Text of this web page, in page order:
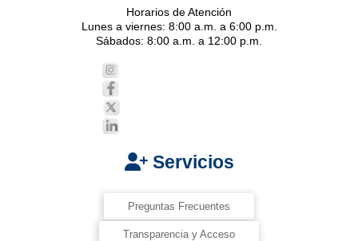
Horarios de Atención
Lunes a viernes: 8:00 a.m. a 6:00 p.m.
Sábados: 8:00 a.m. a 12:00 p.m.
Servicios
Preguntas Frecuentes
Transparencia y Acceso